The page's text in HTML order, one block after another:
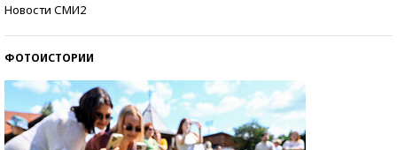
Новости СМИ2
ФОТОИСТОРИИ